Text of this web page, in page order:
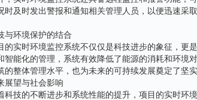
时及时发出警报和通知相关管理人员，以便迅速采
与环境保护的结合
的实时环境监控系统不仅仅是科技进步的象征，更
智能化的管理，系统有效降低了能源的消耗和环境
的整体管理水平，也为未来的可持续发展奠定了坚实
展望与社会影响
科技的不断进步和系统性能的提升，项目的实时环